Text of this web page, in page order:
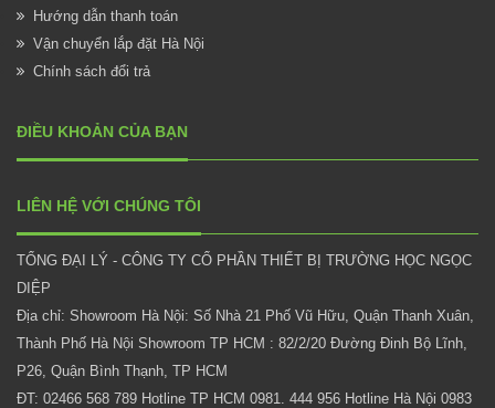
Hướng dẫn thanh toán
Vận chuyển lắp đặt Hà Nội
Chính sách đổi trả
ĐIỀU KHOẢN CỦA BẠN
LIÊN HỆ VỚI CHÚNG TÔI
TỔNG ĐẠI LÝ - CÔNG TY CỔ PHẦN THIẾT BỊ TRƯỜNG HỌC NGỌC
DIỆP
Địa chỉ: Showroom Hà Nội: Số Nhà 21 Phố Vũ Hữu, Quận Thanh Xuân,
Thành Phố Hà Nội Showroom TP HCM : 82/2/20 Đường Đinh Bộ Lĩnh,
P26, Quận Bình Thạnh, TP HCM
ĐT: 02466 568 789 Hotline TP HCM 0981. 444 956 Hotline Hà Nội 0983